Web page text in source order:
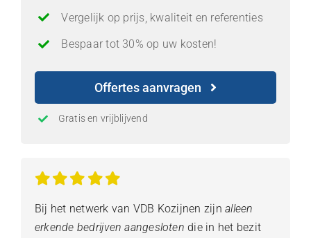
Vergelijk op prijs, kwaliteit en referenties
Bespaar tot 30% op uw kosten!
Offertes aanvragen
Gratis en vrijblijvend
Bij het netwerk van VDB Kozijnen zijnalleen
erkende bedrijven aangesloten die in het bezit